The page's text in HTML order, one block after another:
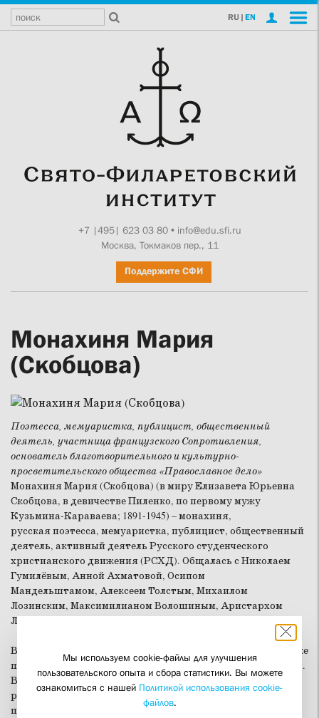
RU | EN
+7 |495| 623 03 80• info@edu.sfi.ru
Москва, Токмаков пер., 11
Поддержите СФИ
Монахиня Мария
(Скобцова)
Поэтесса, мемуаристка, публицист, общественный
деятель, участница французского Сопротивления,
основатель благотворительного и культурно-
просветительского общества «Православное дело»
Монахиня Мария (Скобцова) (в миру Елизавета Юрьевна
Скобцова, в девичестве Пиленко, по первому мужу
Кузьмина-Караваева; 1891-1945) – монахиня,
русская поэтесса, мемуаристка, публицист, общественный
деятель, активный деятель Русского студенческого
христианского движения (РСХД). Общалась с Николаем
Гумилёвым, Анной Ахматовой, Осипом
Мандельштамом, Алексеем Толстым, Михаилом
Лозинским, Максимилианом Волошиным, Аристархом
Лентуловым.
В молодые годы увлекалась поэзией и литературой, а также
политикой и богословием, дружила с Александром Блоком.
Вступила в социал-революционную партию, а после
революции стала городским головой Анапы. Скобцова –
первая женщина, заочно изучавшая богословие в
Мы используем cookie-файлы для улучшения
пользовательского опыта и сбора статистики. Вы можете
ознакомиться с нашей Политикой использования cookie-
файлов.